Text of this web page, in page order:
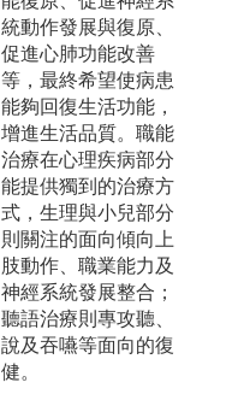
統動作發展與復原、
促進心肺功能改善
等，最終希望使病患
能夠回復生活功能，
增進生活品質。職能
治療在心理疾病部分
能提供獨到的治療方
式，生理與小兒部分
則關注的面向傾向上
肢動作、職業能力及
神經系統發展整合；
聽語治療則專攻聽、
說及吞嚥等面向的復
健。